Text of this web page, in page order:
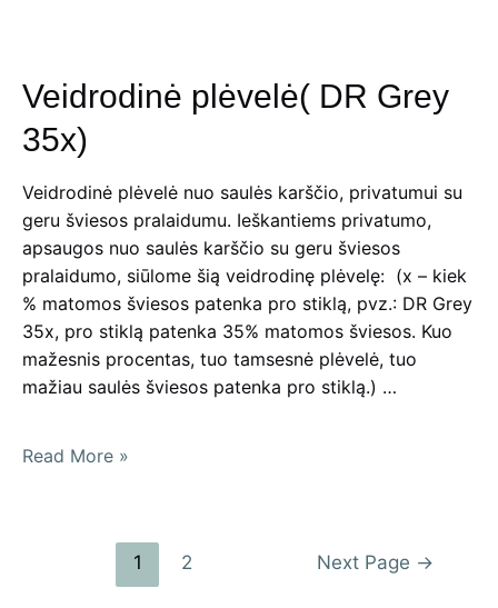
–
“Natural”
plėvelė
Veidrodinė plėvelė( DR Grey
35x)
Veidrodinė plėvelė nuo saulės karščio, privatumui su
geru šviesos pralaidumu. Ieškantiems privatumo,
apsaugos nuo saulės karščio su geru šviesos
pralaidumo, siūlome šią veidrodinę plėvelę: (x – kiek
% matomos šviesos patenka pro stiklą, pvz.: DR Grey
35x, pro stiklą patenka 35% matomos šviesos. Kuo
mažesnis procentas, tuo tamsesnė plėvelė, tuo
mažiau saulės šviesos patenka pro stiklą.) …
Veidrodinė
Read More »
pagination
1 2 Next Page →